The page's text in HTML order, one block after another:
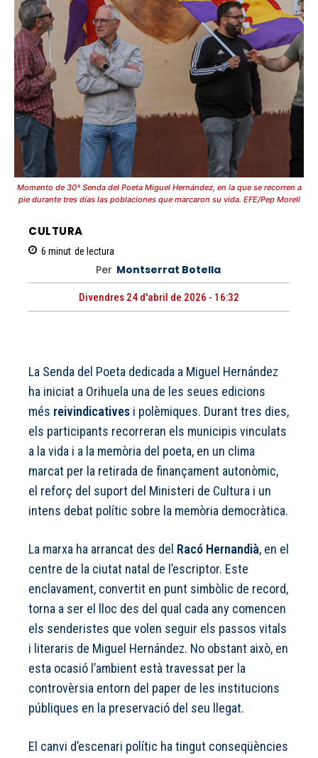
Momento de 30ª Senda del Poeta Miguel Hernández, en la que se recorren a
pie durante tres días las poblaciones que marcaron su vida. EFE/Pep Morell
CULTURA
6 minut de lectura
Per Montserrat Botella
Divendres 24 d'abril de 2026 - 16:32
La Senda del Poeta dedicada a Miguel Hernández
ha iniciat a Orihuela una de les seues edicions
més reivindicatives i polèmiques. Durant tres dies,
els participants recorreran els municipis vinculats
a la vida i a la memòria del poeta, en un clima
marcat per la retirada de finançament autonòmic,
el reforç del suport del Ministeri de Cultura i un
intens debat polític sobre la memòria democràtica.
La marxa ha arrancat des del Racó Hernandià, en el
centre de la ciutat natal de l’escriptor. Este
enclavament, convertit en punt simbòlic de record,
torna a ser el lloc des del qual cada any comencen
els senderistes que volen seguir els passos vitals
i literaris de Miguel Hernández. No obstant això, en
esta ocasió l’ambient està travessat per la
controvèrsia entorn del paper de les institucions
públiques en la preservació del seu llegat.
El canvi d’escenari polític ha tingut conseqüències